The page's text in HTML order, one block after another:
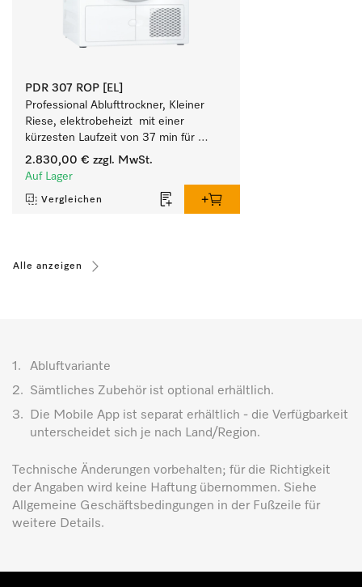
PDR 307 ROP [EL]
Professional Ablufttrockner, Kleiner
Riese, elektrobeheizt  mit einer
kürzesten Laufzeit von 37 min für
einen hohen Wäschedurchsatz.
2.830,00 € zzgl. MwSt.
Auf Lager
Vergleichen
Alle anzeigen
1.
Abluftvariante
2.
Sämtliches Zubehör ist optional erhältlich.
3.
Die Mobile App ist separat erhältlich - die Verfügbarkeit
unterscheidet sich je nach Land/Region.
Technische Änderungen vorbehalten; für die Richtigkeit
der Angaben wird keine Haftung übernommen. Siehe
Allgemeine Geschäftsbedingungen in der Fußzeile für
weitere Details.